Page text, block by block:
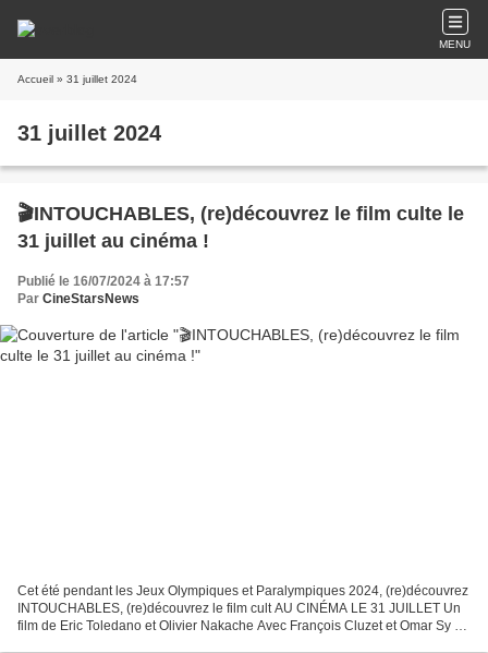
MENU
Accueil » 31 juillet 2024
31 juillet 2024
🎬INTOUCHABLES, (re)découvrez le film culte le
31 juillet au cinéma !
Publié le 16/07/2024 à 17:57
Par CineStarsNews
Cet été pendant les Jeux Olympiques et Paralympiques 2024, (re)découvrez
INTOUCHABLES, (re)découvrez le film cult AU CINÉMA LE 31 JUILLET Un
film de Eric Toledano et Olivier Nakache Avec François Cluzet et Omar Sy et